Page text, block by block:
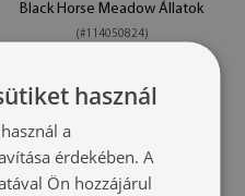
Black Horse Meadow Állatok
(#114050824)
49 900 HUF
használ
a
érdekében. A
Ön hozzájárul